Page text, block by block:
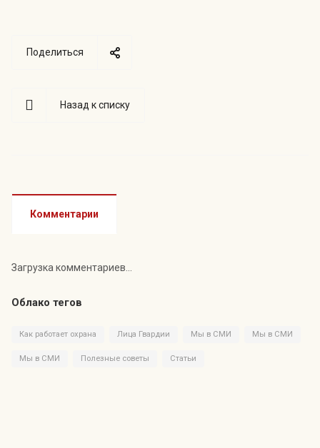
Поделиться
Назад к списку
Комментарии
Загрузка комментариев...
Облако тегов
Как работает охрана Лица Гвардии Мы в СМИ Мы в СМИ
Мы в СМИ Полезные советы Статьи